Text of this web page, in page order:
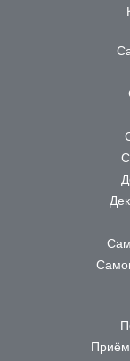
Приём